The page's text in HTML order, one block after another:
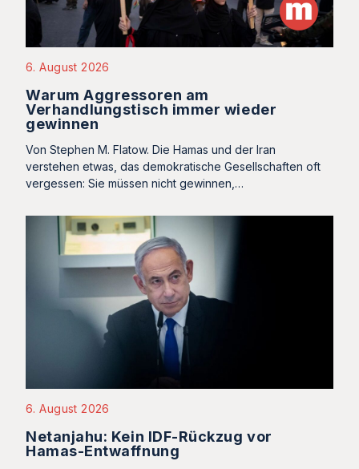
6. August 2026
Warum Aggressoren am
Verhandlungstisch immer wieder
gewinnen
Von Stephen M. Flatow. Die Hamas und der Iran
verstehen etwas, das demokratische Gesellschaften oft
vergessen: Sie müssen nicht gewinnen,…
6. August 2026
Netanjahu: Kein IDF-Rückzug vor
Hamas-Entwaffnung